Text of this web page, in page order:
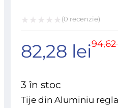
la
(0 recenzie)
82,28 lei
3 în stoc
Tije din Aluminiu